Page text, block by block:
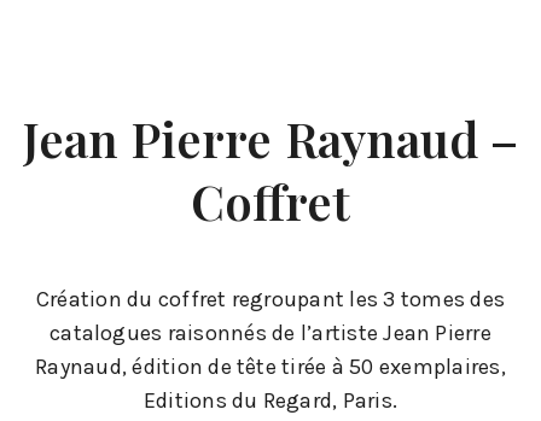
Jean Pierre Raynaud –
Coffret
Création du coffret regroupant les 3 tomes des
catalogues raisonnés de l’artiste Jean Pierre
Raynaud, édition de tête tirée à 50 exemplaires,
Editions du Regard, Paris.